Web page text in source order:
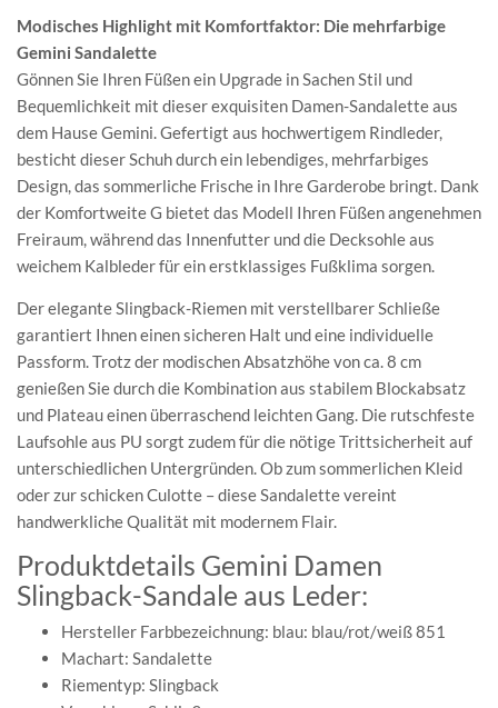
Modisches Highlight mit Komfortfaktor: Die mehrfarbige
Gemini Sandalette
Gönnen Sie Ihren Füßen ein Upgrade in Sachen Stil und
Bequemlichkeit mit dieser exquisiten Damen-Sandalette aus
dem Hause Gemini. Gefertigt aus hochwertigem Rindleder,
besticht dieser Schuh durch ein lebendiges, mehrfarbiges
Design, das sommerliche Frische in Ihre Garderobe bringt. Dank
der Komfortweite G bietet das Modell Ihren Füßen angenehmen
Freiraum, während das Innenfutter und die Decksohle aus
weichem Kalbleder für ein erstklassiges Fußklima sorgen.
Der elegante Slingback-Riemen mit verstellbarer Schließe
garantiert Ihnen einen sicheren Halt und eine individuelle
Passform. Trotz der modischen Absatzhöhe von ca. 8 cm
genießen Sie durch die Kombination aus stabilem Blockabsatz
und Plateau einen überraschend leichten Gang. Die rutschfeste
Laufsohle aus PU sorgt zudem für die nötige Trittsicherheit auf
unterschiedlichen Untergründen. Ob zum sommerlichen Kleid
oder zur schicken Culotte – diese Sandalette vereint
handwerkliche Qualität mit modernem Flair.
Produktdetails Gemini Damen
Slingback-Sandale aus Leder:
Hersteller Farbbezeichnung: blau: blau/rot/weiß 851
Machart: Sandalette
Riementyp: Slingback